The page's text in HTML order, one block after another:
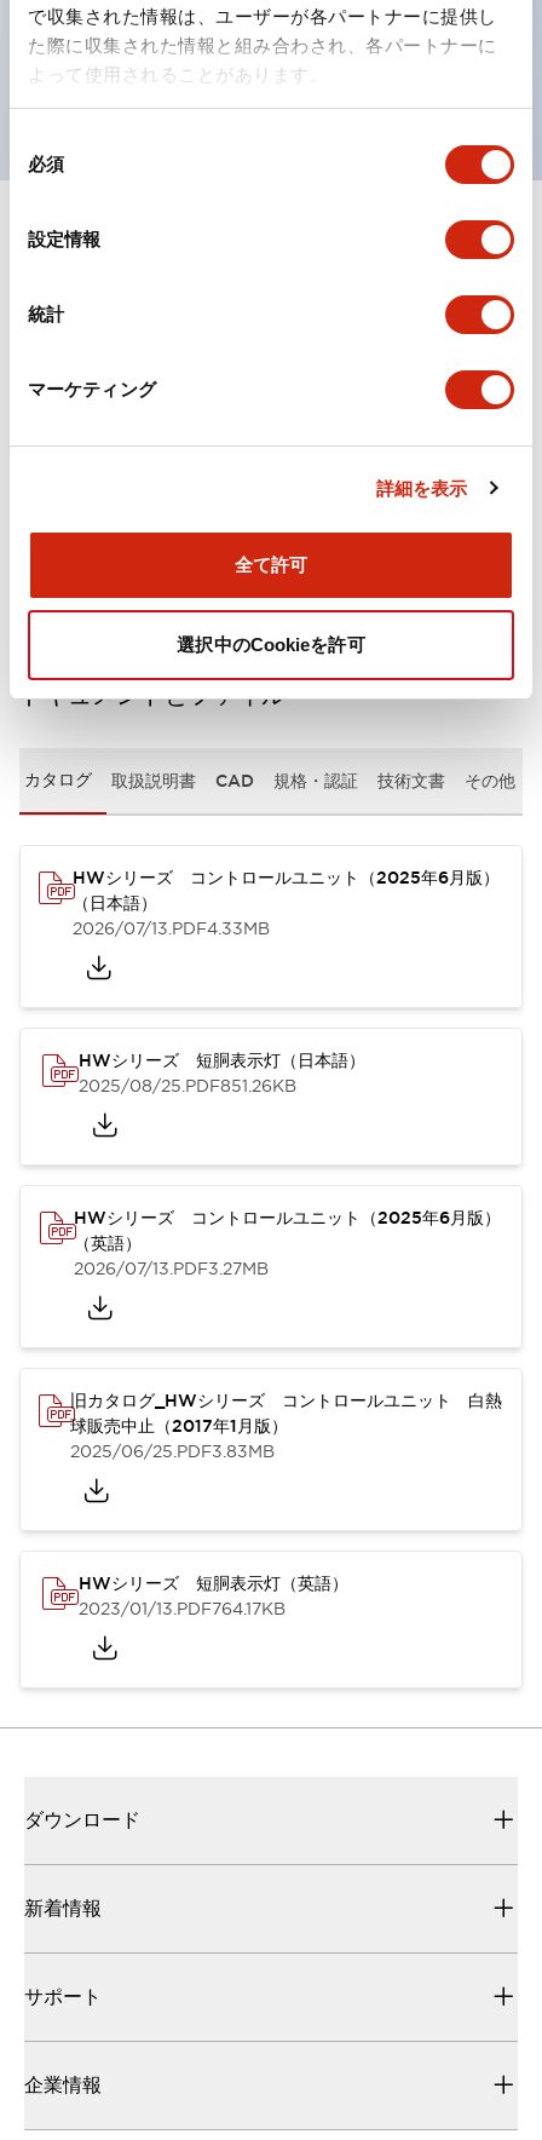
で収集された情報は、ユーザーが各パートナーに提供し
た際に収集された情報と組み合わされ、各パートナーに
よって使用されることがあります。
必須
設定情報
統計
マーケティング
詳細を表示
全て許可
選択中のCookieを許可
対応。
ISO 3864-4安全色に対応。危険時や緊急事態時の色表
現がより明確・鮮明で、より多くの方が識別可能に。
仕様 すべて展開 +
ドキュメントとファイル
カタログ 取扱説明書 CAD 規格・認証 技術文書 その他
HWシリーズ コントロールユニット（2025年6月版）
（日本語）
2026/07/13.PDF4.33MB
HWシリーズ 短胴表示灯（日本語）
2025/08/25.PDF851.26KB
HWシリーズ コントロールユニット（2025年6月版）
（英語）
2026/07/13.PDF3.27MB
旧カタログ_HWシリーズ コントロールユニット 白熱
球販売中止（2017年1月版）
2025/06/25.PDF3.83MB
HWシリーズ 短胴表示灯（英語）
2023/01/13.PDF764.17KB
ダウンロード
新着情報
サポート
企業情報